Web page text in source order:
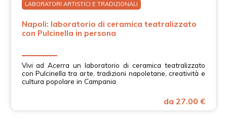
LABORATORI ARTISTICI E TRADIZIONALI
Napoli: laboratorio di ceramica teatralizzato
con Pulcinella in persona
Vivi ad Acerra un laboratorio di ceramica teatralizzato
con Pulcinella tra arte, tradizioni napoletane, creatività e
cultura popolare in Campania.
da 27.00 €